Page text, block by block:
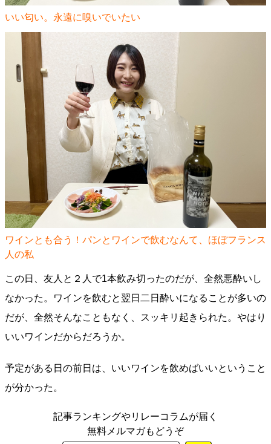
いい匂い。永遠に嗅いでいたい
ワインとも合う！パンとワインで飲むなんて、ほぼフランス
人の私
この日、友人と２人で1本飲み切ったのだが、全然悪酔いし
なかった。ワインを飲むと翌日二日酔いになることが多いの
だが、全然そんなこともなく、スッキリ起きられた。やはり
いいワインだからだろうか。
予定がある日の前日は、いいワインを飲めばいいということ
が分かった。
記事ランキングやリレーコラムが届く
無料メルマガもどうぞ